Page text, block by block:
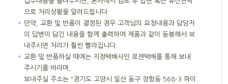
으로 처리상황을 알려드립니다.
＊ 만약, 교환 및 반품이 결정된 경우 고객님의 요청내용과 담당자
의 답변이 담긴 내용을 함께 출력하여 제품과 같이 동봉해서 보
내주시면 처리가 훨씬 빨라집니다.
＊ 교환 및 반품하실 때에는 지정택배사인 로젠택배를 통해 보내
주시기를 바라며,
보내주실 주소는 "경기도 고양시 일산 동구 장항동 568-3 파이